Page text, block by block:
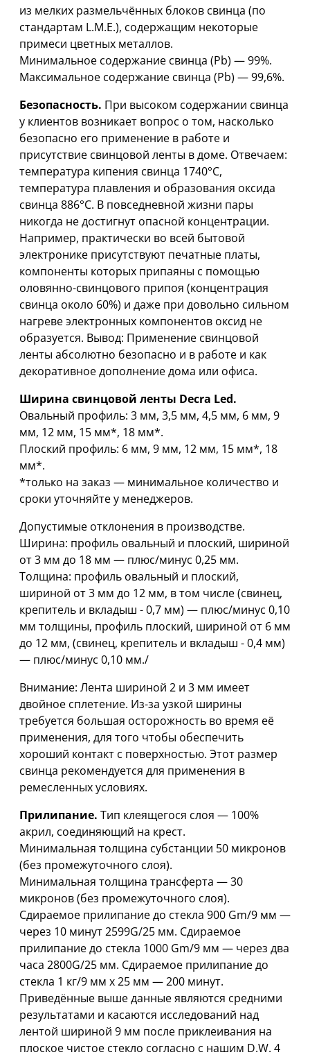
из мелких размельчённых блоков свинца (по
стандартам L.M.E.), содержащим некоторые
примеси цветных металлов.
Минимальное содержание свинца (Pb) — 99%.
Максимальное содержание свинца (Pb) — 99,6%.
Безопасность. При высоком содержании свинца
у клиентов возникает вопрос о том, насколько
безопасно его применение в работе и
присутствие свинцовой ленты в доме. Отвечаем:
температура кипения свинца 1740°С,
температура плавления и образования оксида
свинца 886°С. В повседневной жизни пары
никогда не достигнут опасной концентрации.
Например, практически во всей бытовой
электронике присутствуют печатные платы,
компоненты которых припаяны с помощью
оловянно-свинцового припоя (концентрация
свинца около 60%) и даже при довольно сильном
нагреве электронных компонентов оксид не
образуется. Вывод: Применение свинцовой
ленты абсолютно безопасно и в работе и как
декоративное дополнение дома или офиса.
Ширина свинцовой ленты Decra Led.
Овальный профиль: 3 мм, 3,5 мм, 4,5 мм, 6 мм, 9
мм, 12 мм, 15 мм*, 18 мм*.
Плоский профиль: 6 мм, 9 мм, 12 мм, 15 мм*, 18
мм*.
*только на заказ — минимальное количество и
сроки уточняйте у менеджеров.
Допустимые отклонения в производстве.
Ширина: профиль овальный и плоский, шириной
oт 3 мм дo 18 мм — плюс/минус 0,25 мм.
Толщина: профиль овальный и плоский,
шириной oт 3 мм дo 12 мм, в том числе (свинец,
крепитель и вкладыш - 0,7 мм) — плюс/минус 0,10
мм толщины, профиль плоский, шириной от 6 мм
дo 12 мм, (свинец, крепитель и вкладыш - 0,4 мм)
— плюс/минус 0,10 мм./
Внимание: Лента шириной 2 и 3 мм имеет
двойное сплетение. Из-за узкой ширины
требуется большая осторожность во время её
применения, для того чтобы обеспечить
хороший контакт с поверхностью. Этот размер
свинца рекомендуется для применения в
ремесленных условиях.
Прилипание. Тип клеящегося слоя — 100%
акрил, соединяющий на крест.
Минимальная толщина субстанции 50 микронов
(без промежуточного слоя).
Минимальная толщина трансферта — 30
микронов (без промежуточного слоя).
Сдираемое прилипание до стекла 900 Gm/9 мм —
через 10 минут 2599G/25 мм. Сдираемое
прилипание до стекла 1000 Gm/9 мм — через два
часа 2800G/25 мм. Сдираемое прилипание до
стекла 1 кг/9 мм x 25 мм — 200 минут.
Приведённые выше данные являются средними
результатами и касаются исследований над
лентой шириной 9 мм после приклеивания на
плоское чистое стекло согласно с нашим D.W. 4